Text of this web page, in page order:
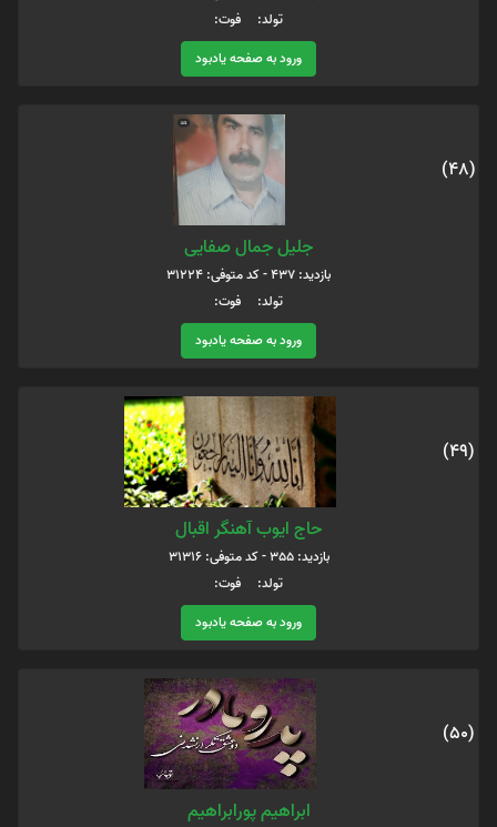
تولد: فوت:
ورود به صفحه یادبود
(48)
جلیل جمال صفایی
بازدید: 437 - کد متوفی: 31224
تولد: فوت:
ورود به صفحه یادبود
(49)
حاج ایوب آهنگر اقبال
بازدید: 355 - کد متوفی: 31316
تولد: فوت:
ورود به صفحه یادبود
(50)
ابراهیم پورابراهیم